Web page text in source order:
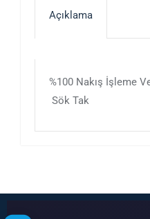
Açıklama
%100 Nakış İşleme
Sök Tak